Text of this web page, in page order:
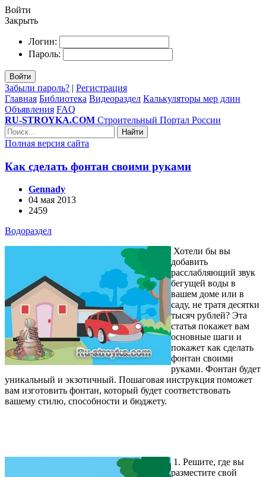
Войти
Закрыть
Логин:
Пароль:
Войти
Забыли пароль? | Регистрация
Главная Библиотека Видеораздел Калькуляторы мер длин
Объявления FAQ
RU-STROYKA.COM Строительный Портал России
Найти
Полная версия сайта
Как сделать фонтан своими руками
Gennady
04 мая 2013
2459
Водораздел
Хотели бы вы
добавить
расслабляющий звук
бегущей воды в
вашем доме или в
саду, не тратя десятки
тысяч рублей? Эта
статья покажет вам
основные шаги и
покажет как сделать
фонтан своими
руками. Фонтан будет
уникальный и экзотичный. Пошаговая инструкция поможет
вам изготовить фонтан, который будет соответствовать
вашему стилю, способности и бюджету.
1. Решите, где вы
разместите свой